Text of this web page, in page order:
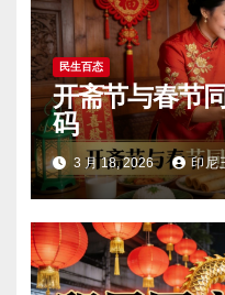
民生百态
开斋节与春节
码
3 月 18, 2026 印尼